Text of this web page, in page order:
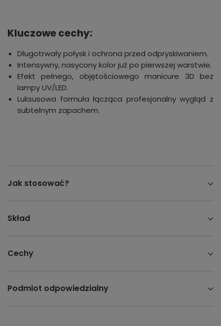
Kluczowe cechy:
Długotrwały połysk i ochrona przed odpryskiwaniem.
Intensywny, nasycony kolor już po pierwszej warstwie.
Efekt pełnego, objętościowego manicure 3D bez
lampy UV/LED.
Luksusowa formuła łącząca profesjonalny wygląd z
subtelnym zapachem.
Jak stosować?
Skład
Cechy
Podmiot odpowiedzialny